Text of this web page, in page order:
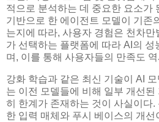
적으로 분석하는 데 중요한 요소가
기반으로 한 에이전트 모델이 기존
는지에 따라, 사용자 경험은 천차
가 선택하는 플랫폼에 따라 AI의 성
며, 이를 통해 사용자들의 만족도
강화 학습과 같은 최신 기술이 AI
는 이전 모델들에 비해 일부 개선된
히 한계가 존재하는 것이 사실이다
한 입력 매체와 푸시 베이스의 개